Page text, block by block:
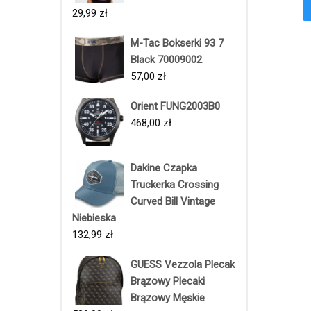
29,99 zł
M-Tac Bokserki 93 7
Black 70009002
57,00 zł
Orient FUNG2003B0
468,00 zł
Dakine Czapka
Truckerka Crossing
Curved Bill Vintage
Niebieska
132,99 zł
GUESS Vezzola Plecak
Brązowy Plecaki
Brązowy Męskie